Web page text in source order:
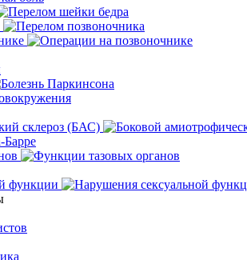
склероз (БАС)
функции